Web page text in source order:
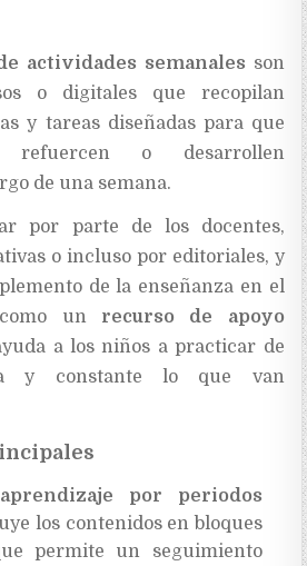
actividades semanales son
o digitales que recopilan
y tareas diseñadas para que
refuercen o desarrollen
de una semana.
por parte de los docentes,
o incluso por editoriales, y
de la enseñanza en el
un recurso de apoyo
a los niños a practicar de
y constante lo que van
por periodos
los contenidos en bloques
permite un seguimiento